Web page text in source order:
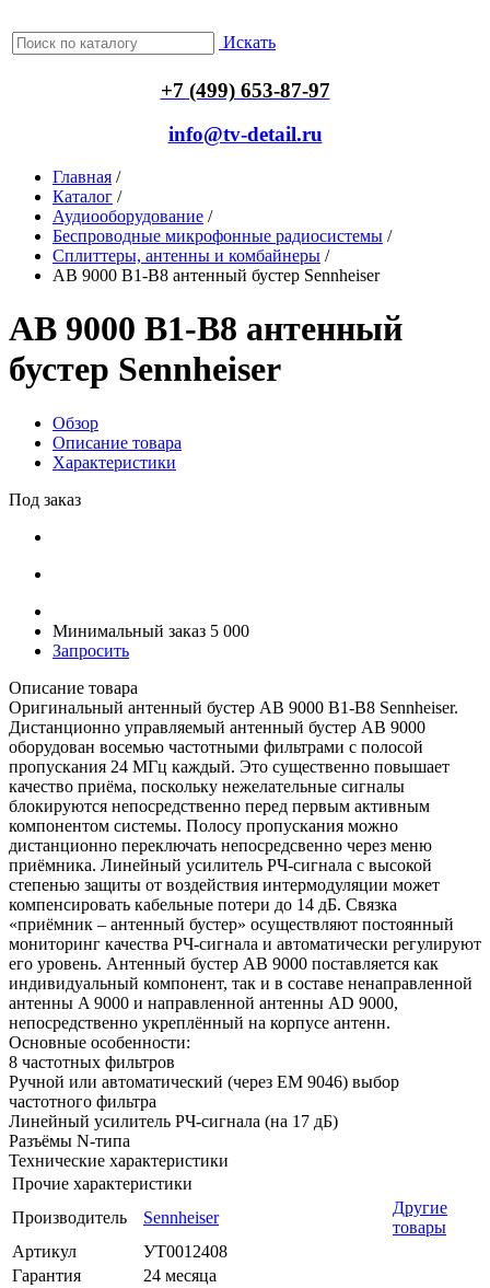
Искать
+7 (499) 653-87-97
info@tv-detail.ru
Главная /
Каталог /
Аудиооборудование /
Беспроводные микрофонные радиосистемы /
Сплиттеры, антенны и комбайнеры /
AB 9000 B1-B8 антенный бустер Sennheiser
AB 9000 B1-B8 антенный
бустер Sennheiser
Обзор
Описание товара
Характеристики
Под заказ
Минимальный заказ 5 000
Запросить
Описание товара
Оригинальный антенный бустер AB 9000 B1-B8 Sennheiser.
Дистанционно управляемый антенный бустер AB 9000
оборудован восемью частотными фильтрами с полосой
пропускания 24 МГц каждый. Это существенно повышает
качество приёма, поскольку нежелательные сигналы
блокируются непосредственно перед первым активным
компонентом системы. Полосу пропускания можно
дистанционно переключать непосредсвенно через меню
приёмника. Линейный усилитель РЧ-сигнала с высокой
степенью защиты от воздействия интермодуляции может
компенсировать кабельные потери до 14 дБ. Связка
«приёмник – антенный бустер» осуществляют постоянный
мониторинг качества РЧ-сигнала и автоматически регулируют
его уровень. Антенный бустер AB 9000 поставляется как
индивидуальный компонент, так и в составе ненаправленной
антенны A 9000 и направленной антенны AD 9000,
непосредственно укреплённый на корпусе антенн.
Основные особенности:
8 частотных фильтров
Ручной или автоматический (через EM 9046) выбор
частотного фильтра
Линейный усилитель РЧ-сигнала (на 17 дБ)
Разъёмы N-типа
Технические характеристики
Прочие характеристики
Производитель
Sennheiser
Другие
товары
Артикул
УТ0012408
Гарантия
24 месяца